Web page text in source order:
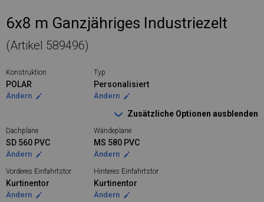
6x8 m Ganzjähriges Industriezelt
(Artikel 589496)
Konstruktion
POLAR
Ändern
Typ
Personalisiert
Ändern
Zusätzliche Optionen ausblenden
Dachplane
SD 560 PVC
Ändern
Wändeplane
MS 580 PVC
Ändern
Vorderes Einfahrtstor
Kurtinentor
Ändern
Hinteres Einfahrtstor
Kurtinentor
Ändern